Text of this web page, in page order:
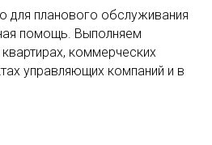
для планового обслуживания
помощь. Выполняем
коммерческих
управляющих компаний и в